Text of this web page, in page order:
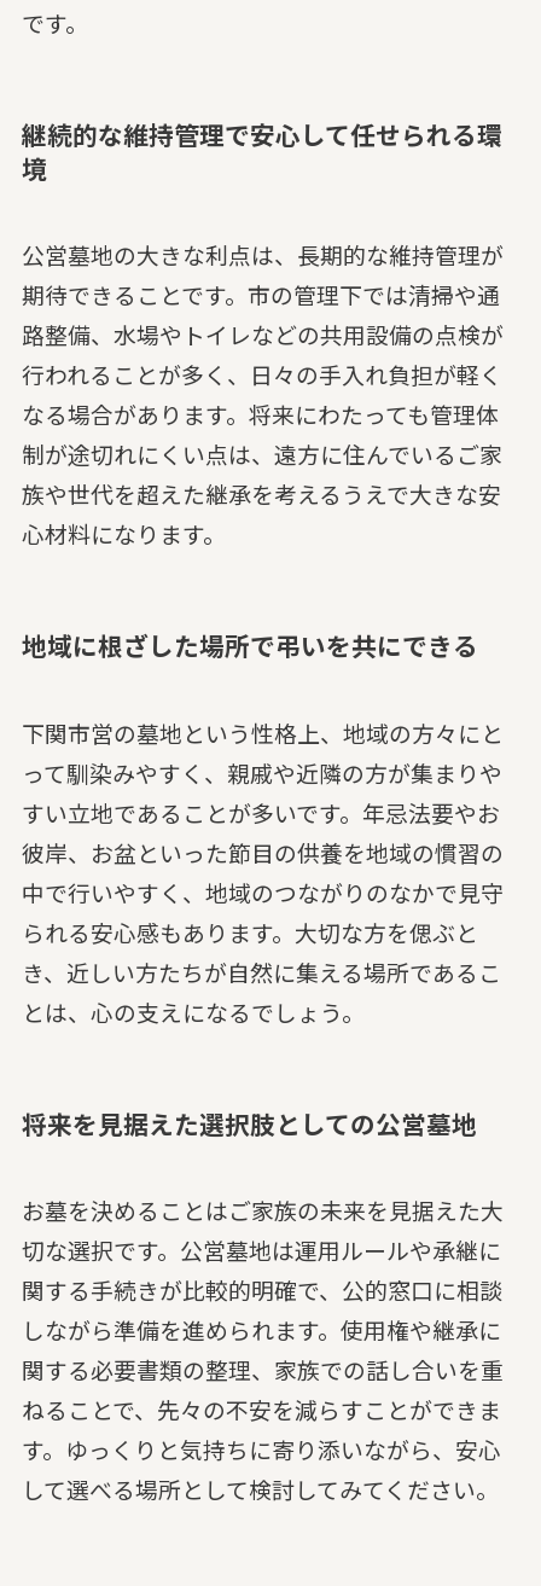
です。
継続的な維持管理で安心して任せられる環
境
公営墓地の大きな利点は、長期的な維持管理が
期待できることです。市の管理下では清掃や通
路整備、水場やトイレなどの共用設備の点検が
行われることが多く、日々の手入れ負担が軽く
なる場合があります。将来にわたっても管理体
制が途切れにくい点は、遠方に住んでいるご家
族や世代を超えた継承を考えるうえで大きな安
心材料になります。
地域に根ざした場所で弔いを共にできる
下関市営の墓地という性格上、地域の方々にと
って馴染みやすく、親戚や近隣の方が集まりや
すい立地であることが多いです。年忌法要やお
彼岸、お盆といった節目の供養を地域の慣習の
中で行いやすく、地域のつながりのなかで見守
られる安心感もあります。大切な方を偲ぶと
き、近しい方たちが自然に集える場所であるこ
とは、心の支えになるでしょう。
将来を見据えた選択肢としての公営墓地
お墓を決めることはご家族の未来を見据えた大
切な選択です。公営墓地は運用ルールや承継に
関する手続きが比較的明確で、公的窓口に相談
しながら準備を進められます。使用権や継承に
関する必要書類の整理、家族での話し合いを重
ねることで、先々の不安を減らすことができま
す。ゆっくりと気持ちに寄り添いながら、安心
して選べる場所として検討してみてください。